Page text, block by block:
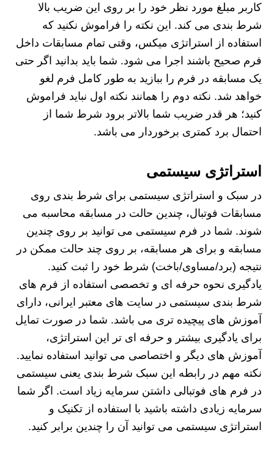
کاربر مبلغ مورد نظر خود را بر روی این ضریب بالا
شرط بندی می کند. این نکته را فراموش نکنید که
استفاده از استراتژی میکس، وقتی تمام مسابقات داخل
فرم صحیح باشند اجرا می شود. شما باید بدانید اگر حتی
یک مسابقه در فرم را ببازید به طور کامل فرم لغو
خواهد شد. نکته دوم را همانند نکته اول نباید فراموش
کنید؛ هر قدر ضریب شما بالاتر برود شرط شما از
احتمال برد کمتری برخوردار می باشد.
استراتژی سیستمی
در سبک و استراتژی سیستمی برای شرط بندی روی
مسابقات فوتبال، چندین حالت در مسابقه محاسبه می
شوند. شما در فرم سیستمی می توانید بر روی چندین
مسابقه و برای هر مسابقه، بر روی چند حالت ممکن در
نتیجه (برد/مساوی/باخت) شرط خود را ثبت کنید.
یادگیری نحوه حرفه ای و تخصصی استفاده از فرم های
شرط بندی سیستمی در سایت های معتبر ایرانی، دارای
آموزش های پیچیده تری می باشد. شما در صورت تمایل
برای یادگیری بیشتر و حرفه ای تر این استراتژی،
آموزش های دیگر و اختصاصی می توانید استفاده نمایید.
نکته مهم در رابطه این سبک شرط بندی یعنی سیستمی
در فرم های فوتبالی داشتن سرمایه زیاد است. اگر شما
سرمایه زیادی داشته باشید با استفاده از تکنیک و
استراتژی سیستمی می توانید آن را چندین برابر کنید.